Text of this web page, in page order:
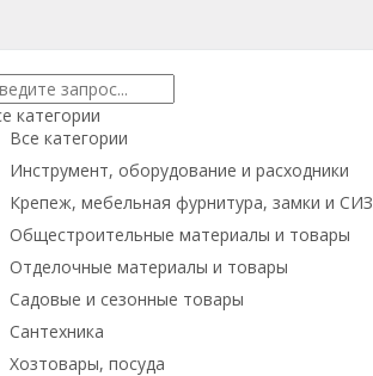
категории
Все категории
Инструмент, оборудование и расходники
Крепеж, мебельная фурнитура, замки и СИЗ
Общестроительные материалы и товары
Отделочные материалы и товары
Садовые и сезонные товары
Сантехника
Хозтовары, посуда